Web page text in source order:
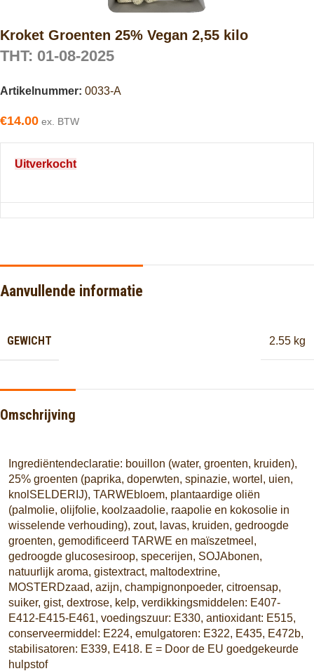
Kroket Groenten 25% Vegan 2,55 kilo
THT: 01-08-2025
Artikelnummer: 0033-A
€14.00 ex. BTW
Uitverkocht
Aanvullende informatie
GEWICHT 2.55 kg
Omschrijving
Ingrediëntendeclaratie: bouillon (water, groenten, kruiden),
25% groenten (paprika, doperwten, spinazie, wortel, uien,
knolSELDERIJ), TARWEbloem, plantaardige oliën
(palmolie, olijfolie, koolzaadolie, raapolie en kokosolie in
wisselende verhouding), zout, lavas, kruiden, gedroogde
groenten, gemodificeerd TARWE en maïszetmeel,
gedroogde glucosesiroop, specerijen, SOJAbonen,
natuurlijk aroma, gistextract, maltodextrine,
MOSTERDzaad, azijn, champignonpoeder, citroensap,
suiker, gist, dextrose, kelp, verdikkingsmiddelen: E407-
E412-E415-E461, voedingszuur: E330, antioxidant: E515,
conserveermiddel: E224, emulgatoren: E322, E435, E472b,
stabilisatoren: E339, E418. E = Door de EU goedgekeurde
hulpstof